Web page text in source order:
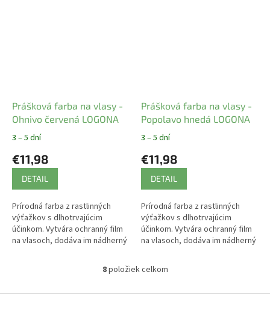
Prášková farba na vlasy -
Ohnivo červená LOGONA
3 – 5 dní
€11,98
DETAIL
Prírodná farba z rastlinných
výťažkov s dlhotrvajúcim
účinkom. Vytvára ochranný film
na vlasoch, dodáva im nádherný
Prášková farba na vlasy -
Popolavo hnedá LOGONA
3 – 5 dní
€11,98
DETAIL
Prírodná farba z rastlinných
výťažkov s dlhotrvajúcim
účinkom. Vytvára ochranný film
na vlasoch, dodáva im nádherný
O
l
8položiek celkom